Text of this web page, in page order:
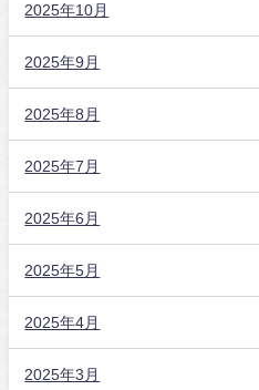
2025年10月
2025年9月
2025年8月
2025年7月
2025年6月
2025年5月
2025年4月
2025年3月